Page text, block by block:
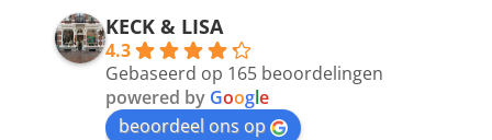
address
KECK & LISA
4.3
Gebaseerd op 165 beoordelingen
powered by Google
beoordeel ons op